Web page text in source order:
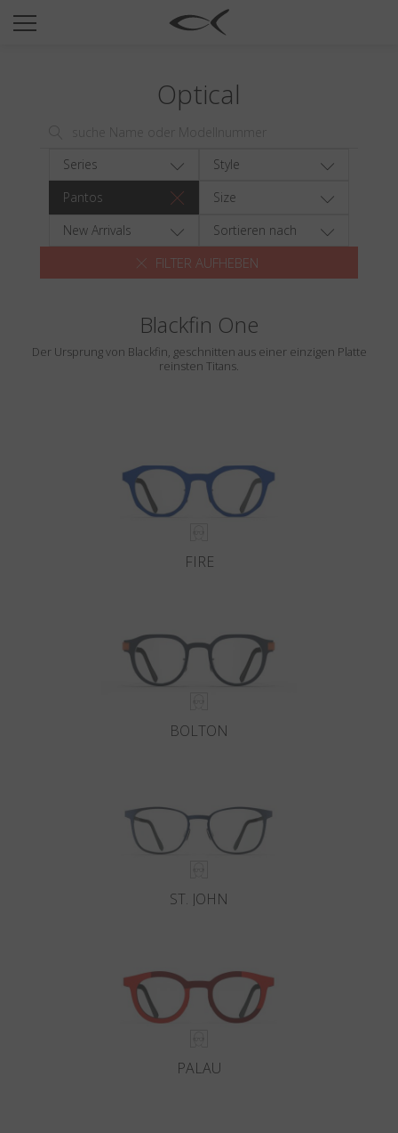
SUN
TITANIUM
NEWSROOM
Search
Optical
Series
Style
Pantos
Size
New Arrivals
Sortieren nach
FILTER AUFHEBEN
Blackfin One
Der Ursprung von Blackfin, geschnitten aus einer einzigen Platte
reinsten Titans.
FIRE
BOLTON
ST. JOHN
PALAU